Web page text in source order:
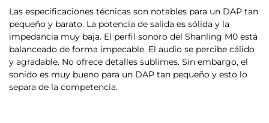
Las especificaciones técnicas son notables para un DAP tan
pequeño y barato. La potencia de salida es sólida y la
impedancia muy baja. El perfil sonoro del Shanling M0 está
balanceado de forma impecable. El audio se percibe cálido
y agradable. No ofrece detalles sublimes. Sin embargo, el
sonido es muy bueno para un DAP tan pequeño y esto lo
separa de la competencia.